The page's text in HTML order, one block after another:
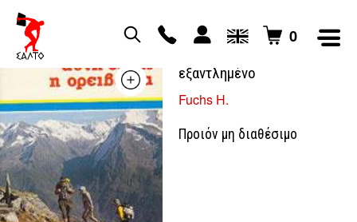
0
εξαντλημένο
Fuchs H.
Προιόν μη διαθέσιμο